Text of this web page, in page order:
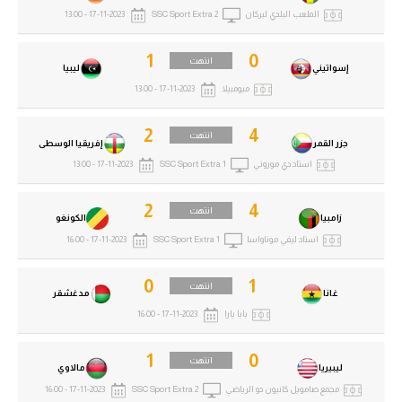
الوطن العربي
أقسام خاصة
تحقيق في الجول
تقرير في الجول
ليبيريا 0 انتهت
مالاوي 1
مجمع صامويل كانيون دو الرياضي SSC Sport Extra 2
17-11-2023 - 16:00
غانا 1 انتهت
مدغشقر 0
بابا يارا 17-11-2023 - 16:00
زامبيا 4 انتهت
الكونغو 2
استاد ليفي موناواسا SSC Sport Extra 1
17-11-2023 - 16:00
جزر القمر 4 انتهت
إفريقيا الوسطى 2
استاد دي موروني SSC Sport Extra 1
17-11-2023 - 13:00
إسواتيني 0 انتهت
ليبيا 1
مبومبيلا 17-11-2023 - 13:00
الملعب البلدي لبركان SSC Sport Extra 2
17-11-2023 - 13:00